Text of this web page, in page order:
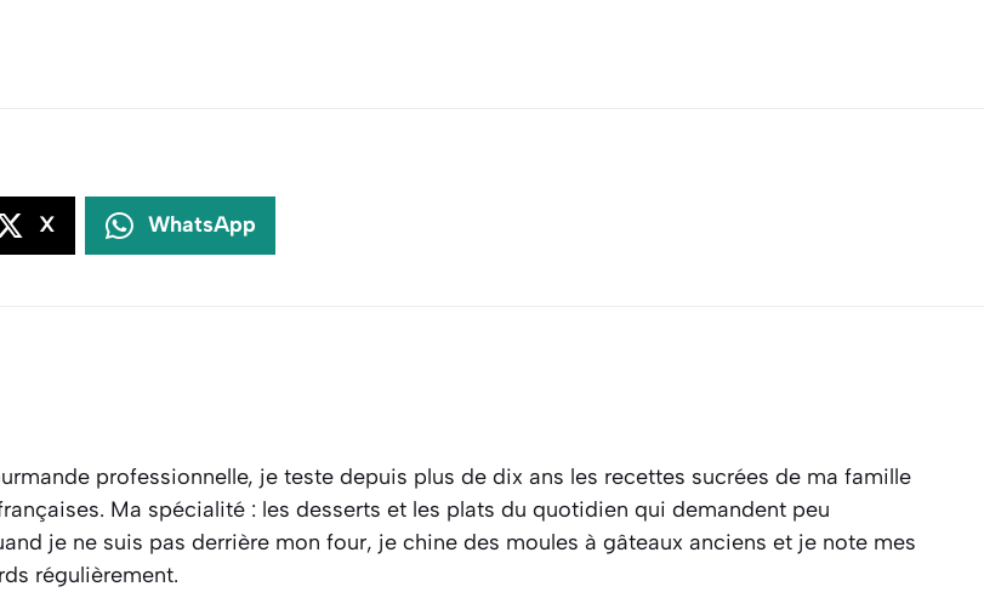
X WhatsApp
professionnelle, je teste depuis plus de dix ans les recettes sucrées de ma famille
Ma spécialité : les desserts et les plats du quotidien qui demandent peu
je ne suis pas derrière mon four, je chine des moules à gâteaux anciens et je note mes
régulièrement.